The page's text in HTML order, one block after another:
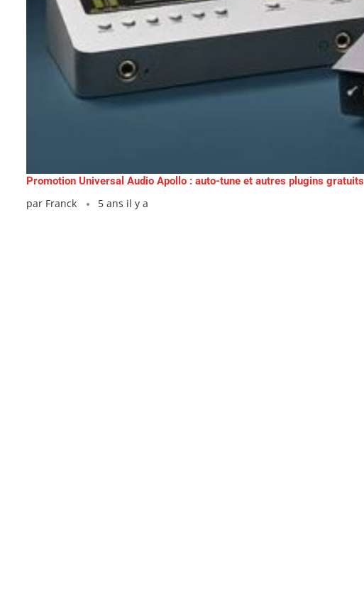
Promotion Universal Audio Apollo : auto-tune et autres plugins gratuits
par Franck 5 ans il y a